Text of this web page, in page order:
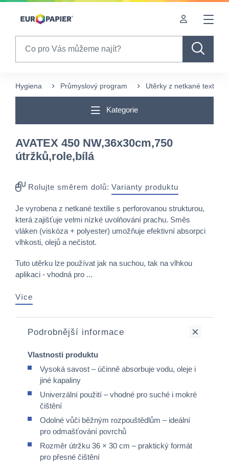
Table Of Content
Hygiena Průmyslový program Utěrky z netkané textílie
Kategorie
AVATEX 450 NW,36x30cm,750
útržků,role,bílá
Rolujte směrem dolů: Varianty produktu
Je vyrobena z netkané textilie s perforovanou strukturou,
která zajišťuje velmi nízké uvolňování prachu. Směs
vláken (viskóza + polyester) umožňuje efektivní absorpci
vlhkosti, olejů a nečistot.
Tuto utěrku lze používat jak na suchou, tak na vlhkou
aplikaci - vhodná pro ...
Více
Podrobnější informace
Vlastnosti produktu
Vysoká savost – účinně absorbuje vodu, oleje i
jiné kapaliny
Univerzální použití – vhodné pro suché i mokré
čištění
Odolné vůči běžným rozpouštědlům – ideální
pro odmašťování povrchů
Rozměr útržku 36 × 30 cm – praktický formát
pro přesné čištění